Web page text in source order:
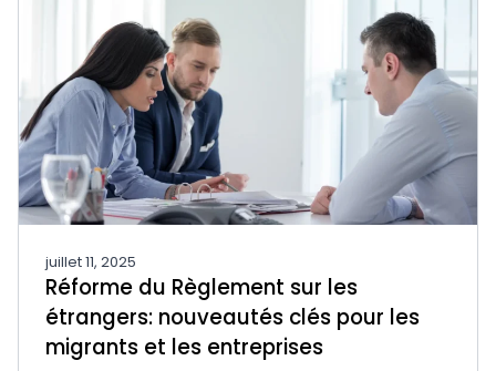
juillet 11, 2025
Réforme du Règlement sur les
étrangers: nouveautés clés pour les
migrants et les entreprises